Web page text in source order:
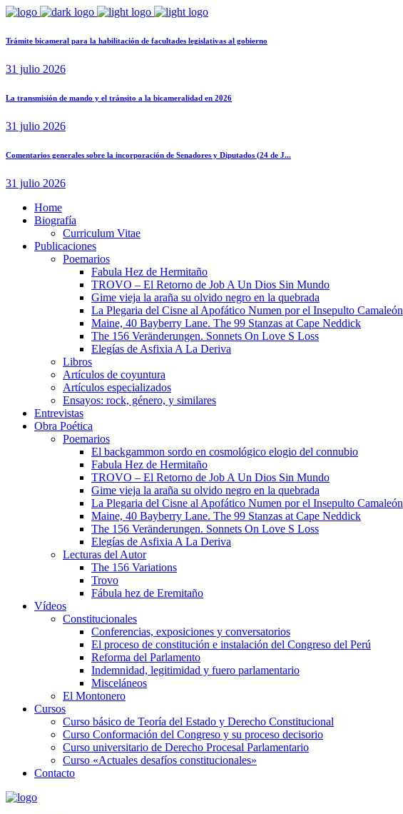
Trámite bicameral para la habilitación de facultades legislativas al gobierno
31 julio 2026
La transmisión de mando y el tránsito a la bicameralidad en 2026
31 julio 2026
Comentarios generales sobre la incorporación de Senadores y Diputados (24 de J...
31 julio 2026
Home
Biografía
Curriculum Vitae​
Publicaciones
Poemarios
Fabula Hez de Hermitaño
TROVO – El Retorno de Job A Un Dios Sin Mundo
Gime vieja la araña su olvido negro en la quebrada
La Plegaria del Cisne al Apofático Numen por el Insepulto Camaleón
Maine, 40 Bayberry Lane. The 99 Stanzas at Cape Neddick
The 156 Veränderungen. Sonnets On Love S Loss
Elegías de Asfixia A La Deriva
Libros
Artículos de coyuntura
Artículos especializados
Ensayos: rock, género, y similares
Entrevistas
Obra Poética
Poemarios
El backgammon sordo en cosmológico elogio del connubio
Fabula Hez de Hermitaño
TROVO – El Retorno de Job A Un Dios Sin Mundo
Gime vieja la araña su olvido negro en la quebrada
La Plegaria del Cisne al Apofático Numen por el Insepulto Camaleón
Maine, 40 Bayberry Lane. The 99 Stanzas at Cape Neddick
The 156 Veränderungen. Sonnets On Love S Loss
Elegías de Asfixia A La Deriva
Lecturas del Autor
The 156 Variations
Trovo
Fábula hez de Eremitaño
Vídeos
Constitucionales
Conferencias, exposiciones y conversatorios
El proceso de constitución e instalación del Congreso del Perú
Reforma del Parlamento
Indemnidad, legitimidad y fuero parlamentario
Misceláneos
El Montonero
Cursos
Curso básico de Teoría del Estado y Derecho Constitucional
Curso Conformación del Congreso y su proceso decisorio
Curso universitario de Derecho Procesal Parlamentario
Curso «Actuales desafíos constitucionales»
Contacto